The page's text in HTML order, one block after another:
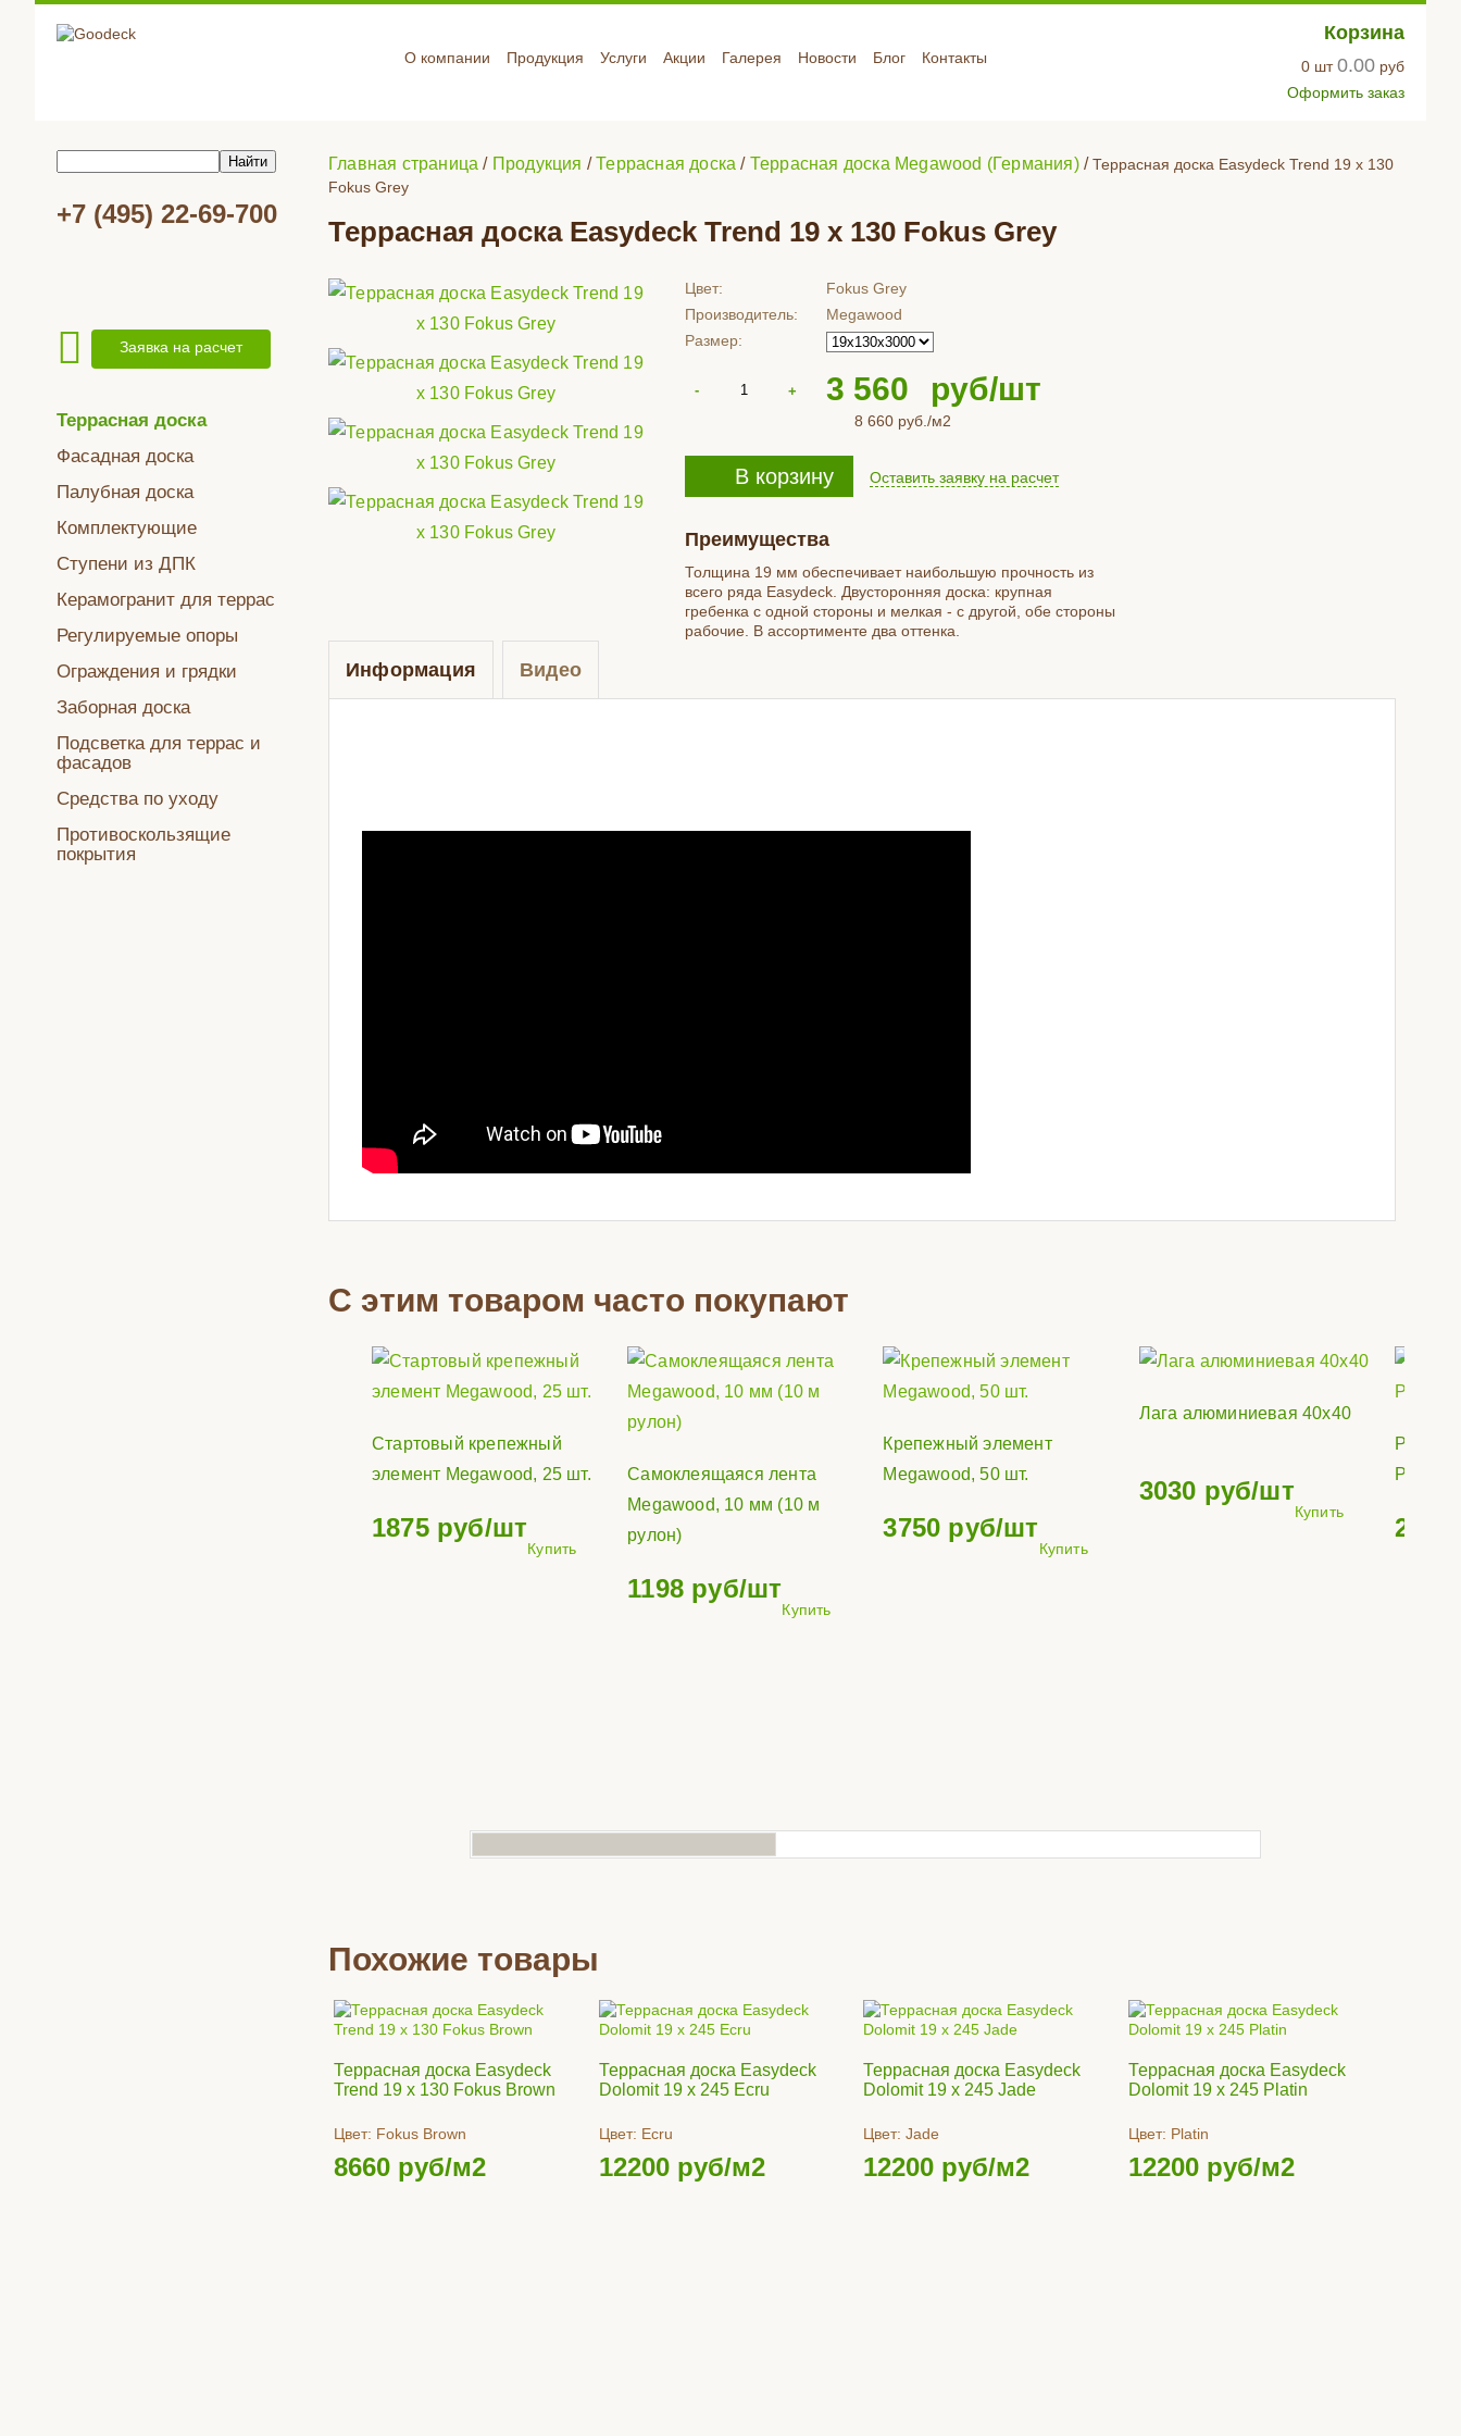
Корзина
0 шт0.00 руб
Оформить заказ
О компании Продукция Услуги Акции Галерея Новости Блог Контакты
+7 (495) 22-69-700
Заявка на расчет
Террасная доска
Фасадная доска
Палубная доска
Комплектующие
Ступени из ДПК
Керамогранит для террас
Регулируемые опоры
Ограждения и грядки
Заборная доска
Подсветка для террас и
фасадов
Средства по уходу
Противоскользящие
покрытия
Главная страница / Продукция /Террасная доска / Террасная доска Megawood (Германия)/Террасная доска Easydeck Trend 19 x 130
Fokus Grey
Террасная доска Easydeck Trend 19 x 130 Fokus Grey
Цвет:
Fokus Grey
Производитель:
Megawood
Размер:
3 560 руб/шт
8 660руб./м2
В корзину Оставить заявку на расчет
Преимущества
Толщина 19 мм обеспечивает наибольшую прочность из
всего ряда Easydeck. Двусторонняя доска: крупная
гребенка с одной стороны и мелкая - с другой, обе стороны
рабочие. В ассортименте два оттенка.
Информация Видео
С этим товаром часто покупают
Стартовый крепежный
элемент Megawood, 25 шт.
1875 руб/шт
Купить
Самоклеящаяся лента
Megawood, 10 мм (10 м
рулон)
1198 руб/шт
Купить
Крепежный элемент
Megawood, 50 шт.
3750 руб/шт
Купить
Лага алюминиевая 40х40
3030 руб/шт
Купить
Pro 50-
259
Похожие товары
Террасная доска Easydeck
Trend 19 x 130 Fokus Brown
Цвет: Fokus Brown
8660 руб/м2
Террасная доска Easydeck
Dolomit 19 x 245 Ecru
Цвет: Ecru
12200 руб/м2
Террасная доска Easydeck
Dolomit 19 x 245 Jade
Цвет:Jade
12200 руб/м2
Террасная доска Easydeck
Dolomit 19 x 245 Platin
Цвет: Platin
12200 руб/м2